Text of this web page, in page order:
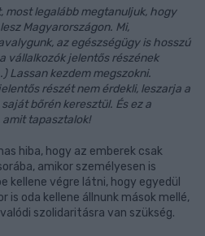
most legalább megtanuljuk, hogy
Magyarországon. Mi,
az egészségügy is hosszú
vállalkozók jelentős részének
Lassan kezdem megszokni.
részét nem érdekli, leszarja a
bőrén keresztül. És ez a
amit tapasztalok!
hiba, hogy az emberek csak
amikor személyesen is
kellene végre látni, hogy egyedül
is oda kellene állnunk mások mellé,
szolidaritásra van szükség.